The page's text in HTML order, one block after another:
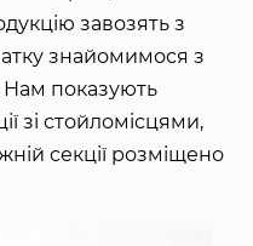
завозять з
знайомимося з
показують
зі стойломісцями,
секції розміщено